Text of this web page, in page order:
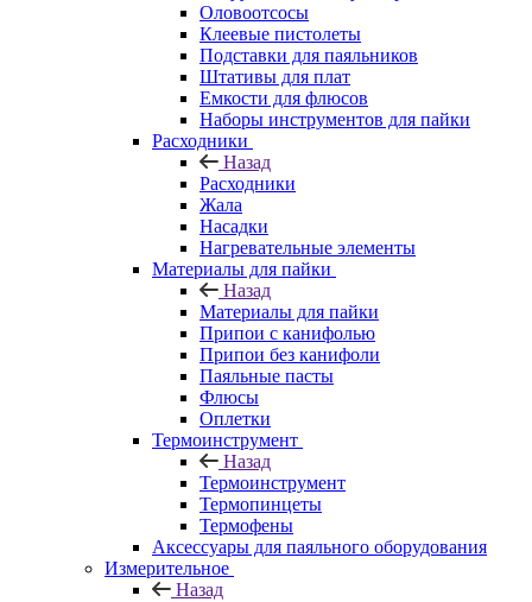
Оловоотсосы
Клеевые пистолеты
Подставки для паяльников
Штативы для плат
Емкости для флюсов
Наборы инструментов для пайки
Расходники
Назад
Расходники
Жала
Насадки
Нагревательные элементы
Материалы для пайки
Назад
Материалы для пайки
Припои с канифолью
Припои без канифоли
Паяльные пасты
Флюсы
Оплетки
Термоинструмент
Назад
Термоинструмент
Термопинцеты
Термофены
Аксессуары для паяльного оборудования
Измерительное
Назад